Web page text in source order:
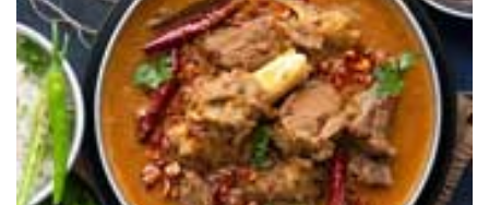
الکترونیک اخذ شده
باشد، باید کپی ویزای الکترونیک یا مهر ورود و خروج
ارائه شود.
مسافرین موظف هستند در زمان تعیین شده، برای
انگشت‌نگاری در کارگزاری سفارت هند حاضر شوند.
ویزای هند به صورت برچسب می باشد.
شرایط ویزای هند:
مدت اعتبار ویزا: 3 ماه